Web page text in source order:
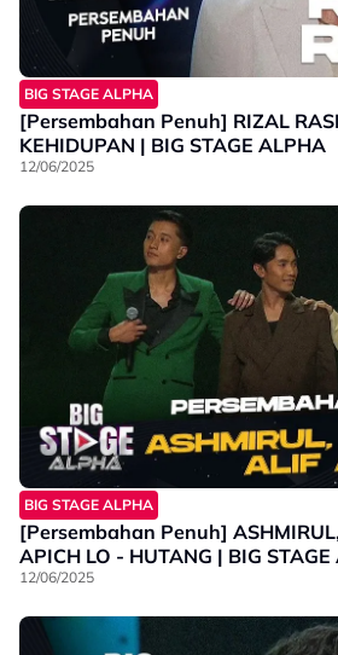
BIG STAGE ALPHA
[Persembahan Penuh] RIZAL
KEHIDUPAN | BIG STAGE ALPHA
12/06/2025
BIG STAGE ALPHA
[Persembahan Penuh]
APICH LO - HUTANG | BIG
12/06/2025